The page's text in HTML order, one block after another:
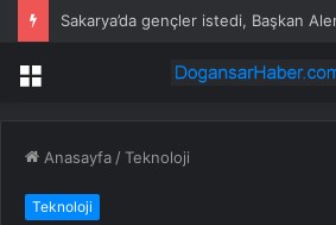
Sakarya’da gençler istedi, Başkan
Menü
Anasayfa /Teknoloji
Teknoloji